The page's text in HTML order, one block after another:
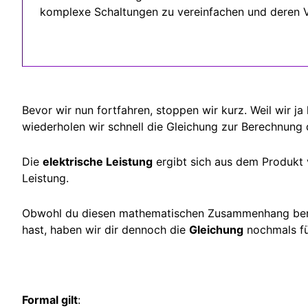
komplexe Schaltungen zu vereinfachen und deren
Bevor wir nun fortfahren, stoppen wir kurz. Weil wir
wiederholen wir schnell die Gleichung zur Berechnung
Die elektrische Leistung ergibt sich aus dem
Leistung.
Obwohl du diesen mathematischen Zusammenhang
hast, haben wir dir dennoch die Gleichung nochmals
Formal gilt: